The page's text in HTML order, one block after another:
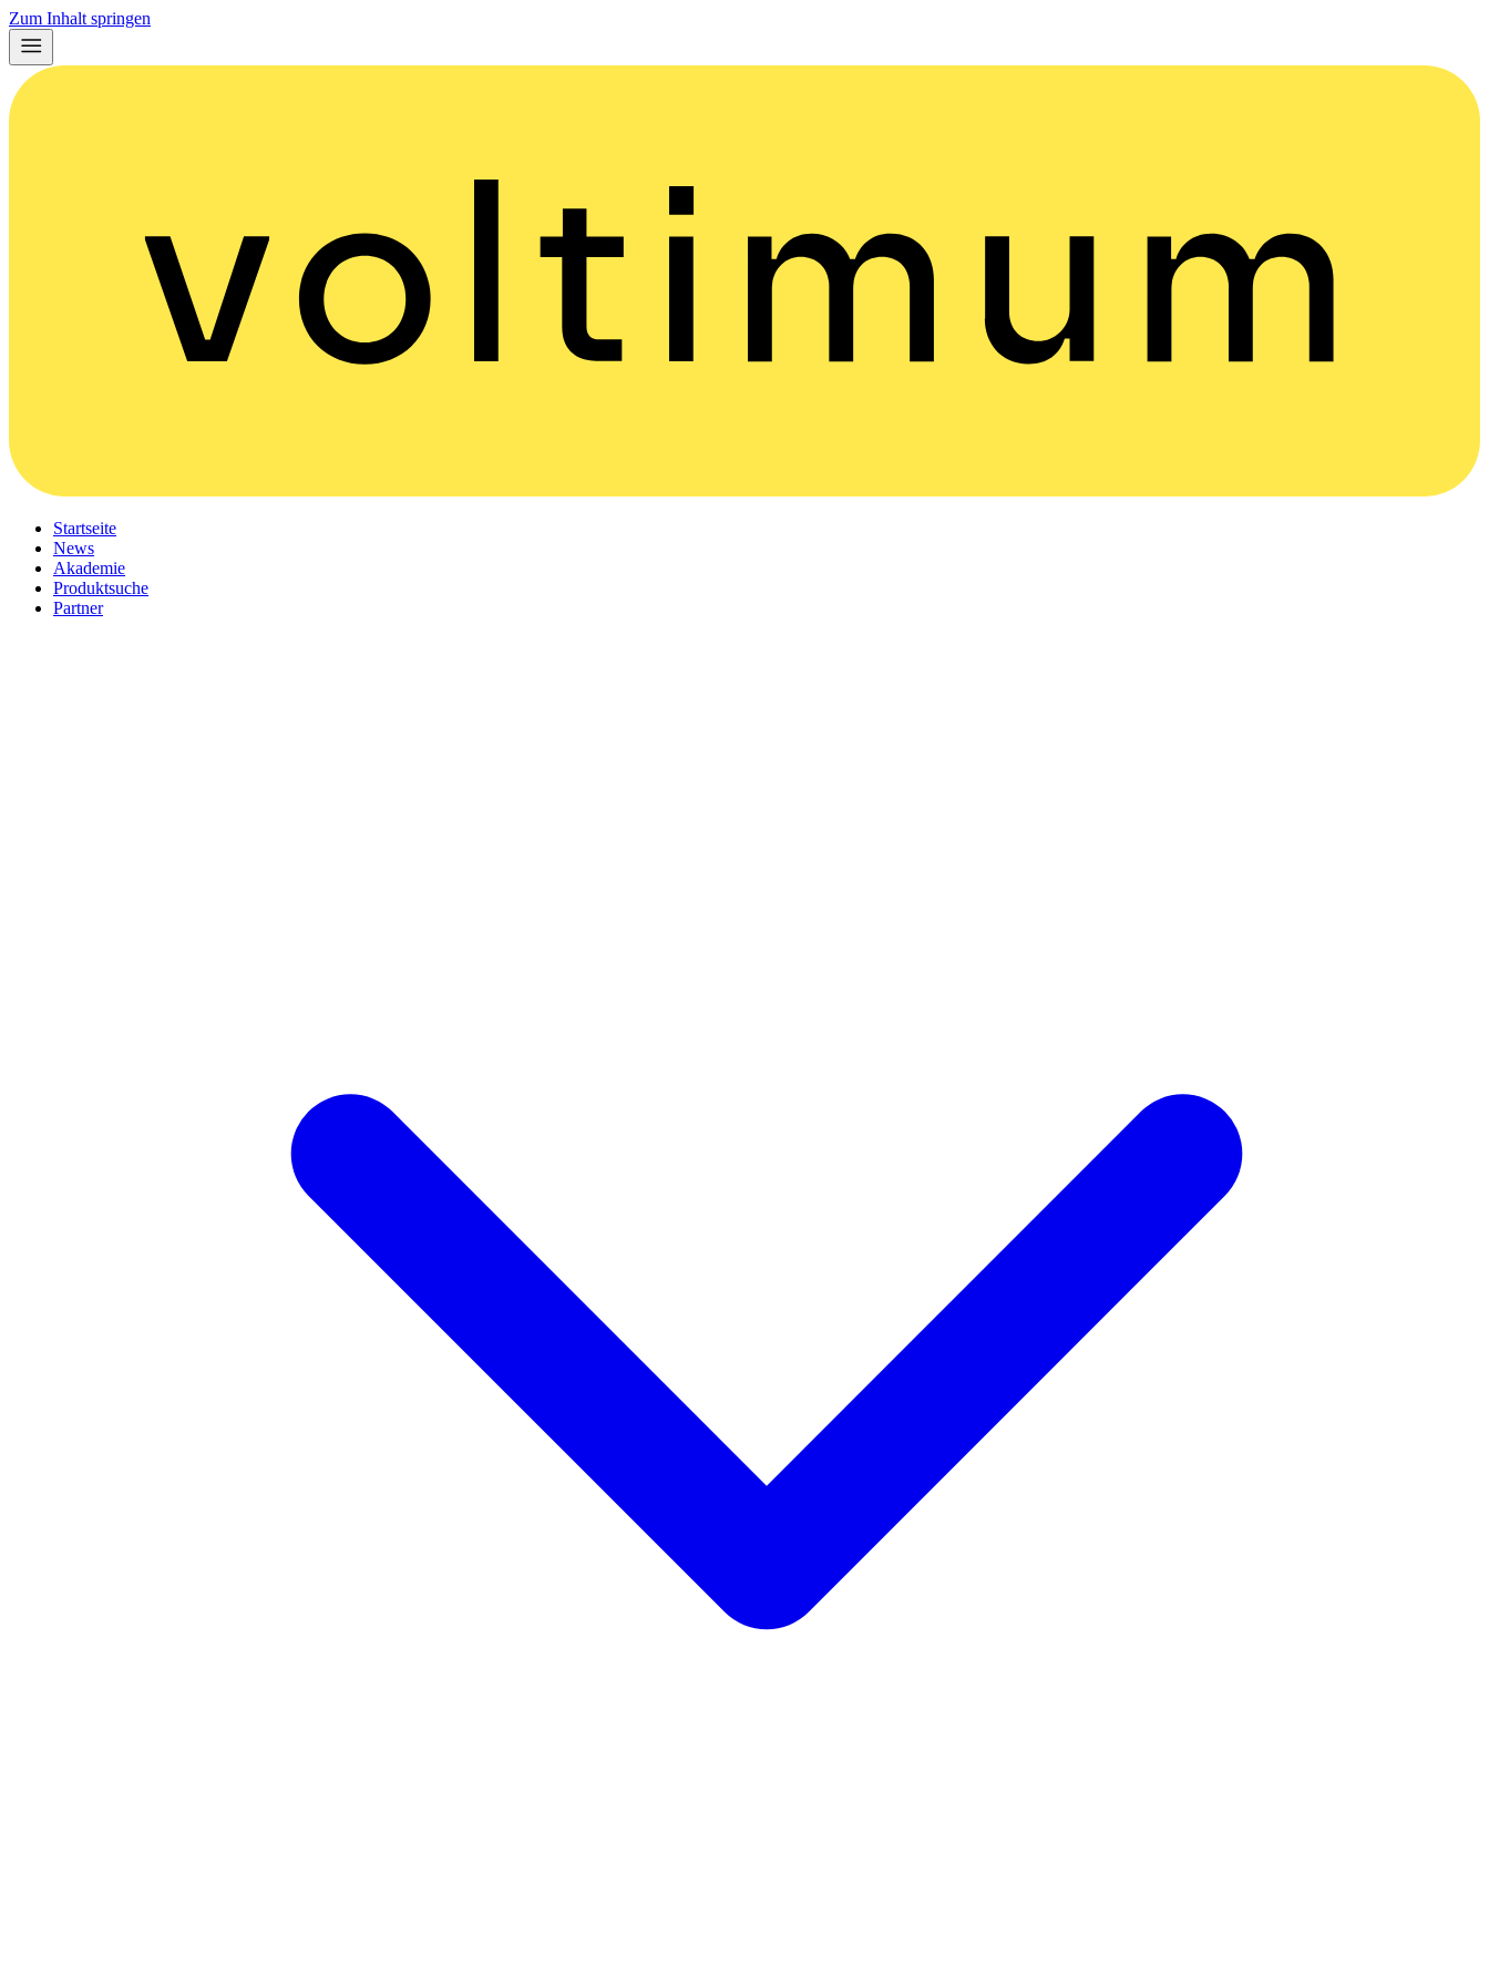
Zum Inhalt springen
Startseite
News
Akademie
Produktsuche
Partner